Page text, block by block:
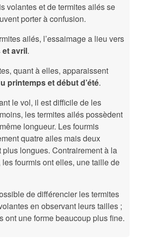
volantes et de termites ailés se
porter à confusion.
ailés, l’essaimage a lieu vers
et avril.
quant à elles, apparaissent
printemps et début d’été.
le vol, il est difficile de les
les termites ailés possèdent
longueur. Les fourmis
quatre ailes mais deux
plus longues. Contrairement à la
fourmis ont elles, une taille de
de différencier les termites
en observant leurs tailles ;
ont une forme beaucoup plus fine.